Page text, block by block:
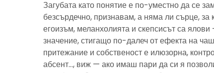
Загубата като понятие е по-уместно да се
безсърдечно, признавам, а няма ли сърце, за
егоизъм, меланхолията и скепсисът са
значение, стигащо по-далеч от ефекта на
притежание и собственост е илюзорна,
абсент…, виж — ако имаш пари да си я